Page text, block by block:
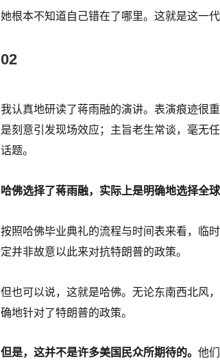
她根本不知道自己错在了哪里。这就是这一
02
我认真地研读了蒋雨融的演讲。表演痕迹很
是刻意引发现场效应；主旨老生常谈，毫无
话题。
哈佛选择了蒋雨融，实际上是明确地选择全球
按照哈佛毕业典礼的流程与时间表来看，临
定并非故意以此来对抗特朗普的政策。
但也可以说，这就是哈佛。无论东南西北风
确地针对了特朗普的政策。
但是，这并不是许多美国民众所期待的。 他